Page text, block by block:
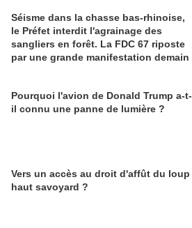
Séisme dans la chasse bas-rhinoise,
le Préfet interdit l'agrainage des
sangliers en forêt. La FDC 67 riposte
par une grande manifestation demain
Pourquoi l'avion de Donald Trump a-t-
il connu une panne de lumière ?
Vers un accès au droit d'affût du loup
haut savoyard ?